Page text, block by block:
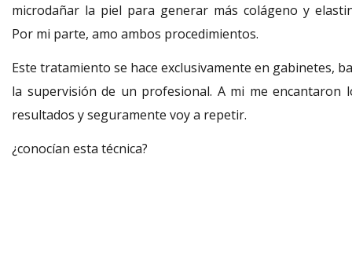
microdañar la piel para generar más colágeno y
Por mi parte, amo ambos procedimientos.
Este tratamiento se hace exclusivamente en gabinetes,
la supervisión de un profesional. A mi me encantaron
resultados y seguramente voy a repetir.
¿conocían esta técnica?